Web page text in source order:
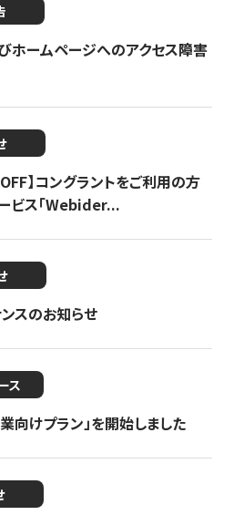
ホームページへのアクセス障害
】コングラントをご利用の方
ビス「Webider...
ンスのお知らせ
ス
向けプラン」を開始しました